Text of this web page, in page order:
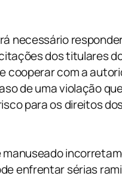
necessário
dos titulares
cooperar com a
de uma violação
para os direitos
manuseado
enfrentar sérias